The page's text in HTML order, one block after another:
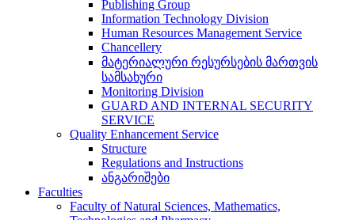
Publishing Group
Information Technology Division
Human Resources Management Service
Chancellery
მატერიალური რესურსების მართვის
სამსახური
Monitoring Division
GUARD AND INTERNAL SECURITY
SERVICE
Quality Enhancement Service
Structure
Regulations and Instructions
ანგარიშები
Faculties
Faculty of Natural Sciences, Mathematics,